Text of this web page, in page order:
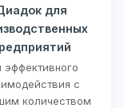
для
эффективного
с
количеством